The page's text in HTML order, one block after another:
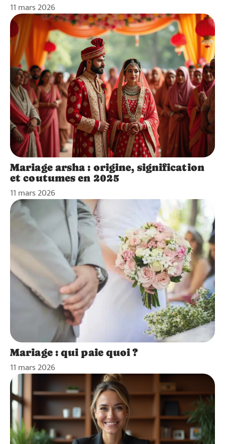
11 mars 2026
Mariage arsha : origine, signification
et coutumes en 2025
11 mars 2026
Mariage : qui paie quoi ?
11 mars 2026